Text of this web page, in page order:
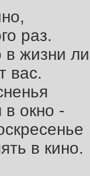
раз.
в жизни
вас.
в окно -
в кино.